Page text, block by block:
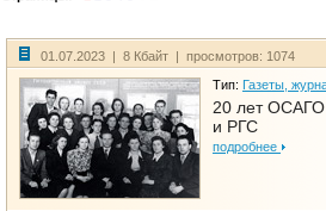
01.07.2023 | 8 Кбайт | просмотров: 1074
Тип: Газеты,
20 лет
и РГС
подробнее